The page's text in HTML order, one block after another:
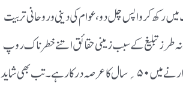
میں رکھ کر واپس چل دو، عوام کی دینی و روحانی تربیت
طرز تبلیغ کے سبب زمینی حقائق اتنے خطر ناک روپ
لے چکے ہیں کہ انہیں بنانے سنوارنے میں ۵۰؍ سال کا عرصہ درکار ہے۔تب بھی شاید